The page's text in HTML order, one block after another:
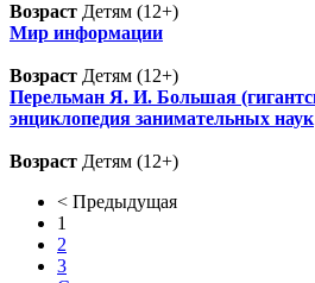
Возраст Детям (12+)
Мир информации
Возраст Детям (12+)
Перельман Я. И. Большая
энциклопедия занимательных наук
Возраст Детям (12+)
< Предыдущая
1
2
3